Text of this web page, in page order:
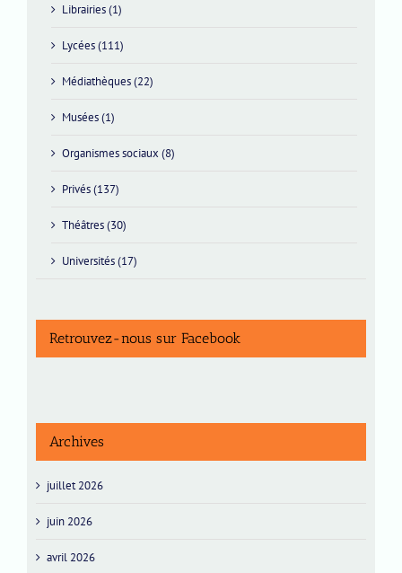
Librairies (1)
Lycées (111)
Médiathèques (22)
Musées (1)
Organismes sociaux (8)
Privés (137)
Théâtres (30)
Universités (17)
Retrouvez-nous sur Facebook
Archives
juillet 2026
juin 2026
avril 2026